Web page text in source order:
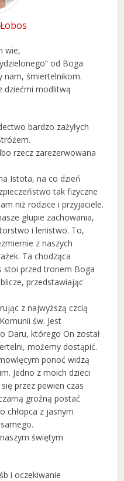
wie,
od Boga
nam, śmiertelnikom.
dziećmi modlitwą
bardzo zażyłych
rzecz zarezerwowana
Istota, na co dzień
tak fizyczne
niż rodzice i przyjaciele.
głupie zachowania,
i lenistwo. To,
z naszych
Ta chodząca
stoi przed tronem Boga
przedstawiając
z najwyższą czcią
św. Jest
Daru, którego On został
możemy dostąpić.
ponoć widzą
Jedno z moich dzieci
przez pewien czas
groźną postać
chłopca z jasnym
świętym
i oczekiwanie